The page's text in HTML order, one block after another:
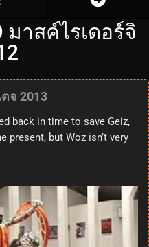
มาสค์ไรเดอร์จิ
จ 2013
back in time to save Geiz,
present, but Woz isn’t very